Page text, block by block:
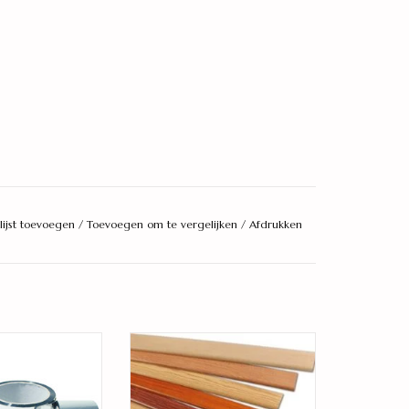
toevoegen /Toevoegen om te vergelijken / Afdrukken
bij passende plakplint
TOEVOEGEN AAN WINKELWAGEN